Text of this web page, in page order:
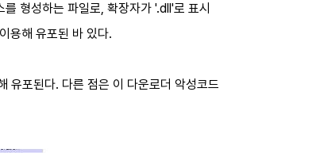
형성하는 파일로, 확장자가 '.dll'로 표시
용해 유포된 바 있다.
유포된다. 다른 점은 이 다운로더 악성코드